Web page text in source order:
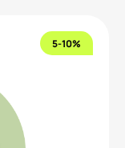
5-10%